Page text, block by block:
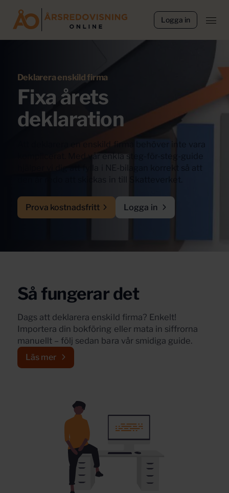
Logga in
Deklarera enskild firma
Fixa årets
deklaration
Att deklarera en enskild firma behöver inte vara
komplicerat. Med vår enkla steg-för-steg-guide
hjälper vi dig att fylla i NE-bilagan korrekt så att
den är redo att skickas in till Skatteverket.
Prova kostnadsfritt Logga in
Så fungerar det
Dags att deklarera enskild firma? Enkelt!
Importera din bokföring eller mata in siffrorna
manuellt – följ sedan bara vår smidiga guide.
Läs mer